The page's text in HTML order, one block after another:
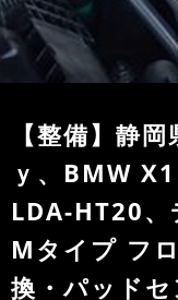
【整備】静
ｙ、BMW
LDA-HT20
Mタイプ フ
換・パッド